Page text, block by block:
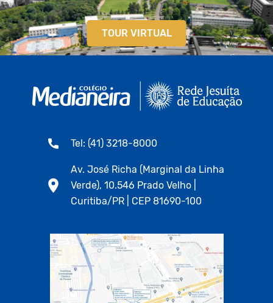
TOUR VIRTUAL
Tel: (41) 3218-8000
Av. José Richa (Marginal da Linha
Verde), 10.546 Prado Velho |
Curitiba/PR | CEP 81690-100